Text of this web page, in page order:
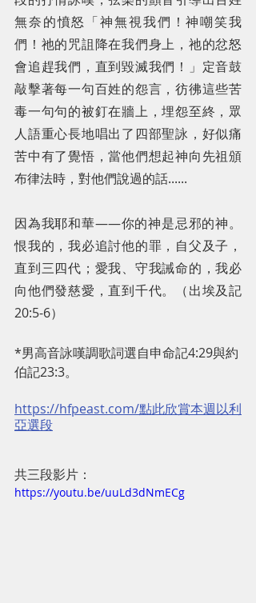
無奈的憤怒「神無視我們！神嘲笑我
們！祂的咒詛降在我們身上，祂的忿怒
會追趕我們，直到毀滅我們！」定音鼓
敲擊著每一句百姓的怨言，彷彿這些苦
毒一句句的被釘在牆上，埋怨至終，眾
人語重心長地唱出了四部聖詠，好似痛
苦中有了覺悟，當他們想起神向先祖頒
布律法時，對他們說過的話......
因為我耶和華——你的神是忌邪的神。
恨我的，我必追討他的罪，自父及子，
直到三四代；愛我、守我誡命的，我必
向他們發慈愛，直到千代。（出埃及記
20:5-6）
*男高音詠嘆調歌詞選自申命記4:29與約
伯記23:3。
https://hfpeast.com/點此欣賞本週以利
亞選段
共三段影片：
https://youtu.be/uuLd3dNmECg